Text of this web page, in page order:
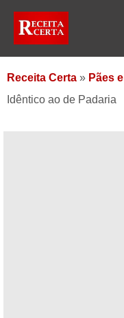
Receita Certa » Pães
Idêntico ao de Padaria